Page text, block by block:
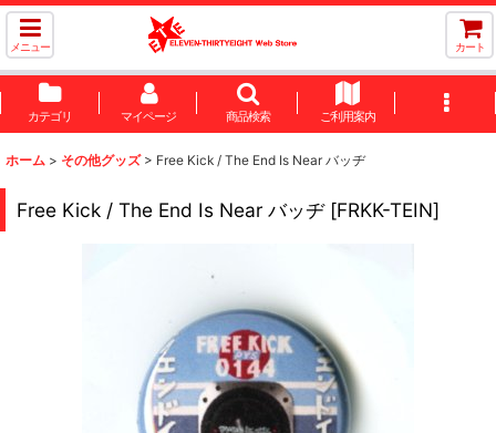
メニュー カート
カテゴリ マイページ 商品検索 ご利用案内
ホーム > その他グッズ > Free Kick / The End Is Near バッヂ
Free Kick / The End Is Near バッヂ [FRKK-TEIN]